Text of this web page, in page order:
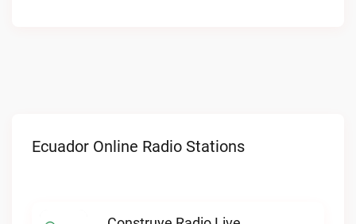
Ecuador Online Radio Stations